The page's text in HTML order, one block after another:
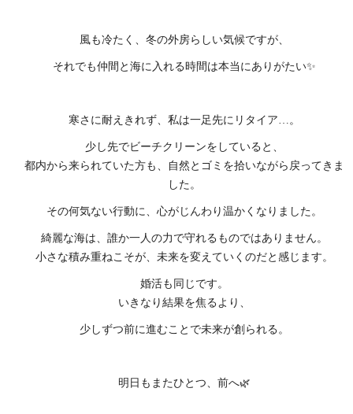
風も冷たく、冬の外房らしい気候ですが、
それでも仲間と海に入れる時間は本当にありがたい✨
寒さに耐えきれず、私は一足先にリタイア…。
少し先でビーチクリーンをしていると、
都内から来られていた方も、自然とゴミを拾いながら戻ってきま
した。
その何気ない行動に、心がじんわり温かくなりました。
綺麗な海は、誰か一人の力で守れるものではありません。
小さな積み重ねこそが、未来を変えていくのだと感じます。
婚活も同じです。
いきなり結果を焦るより、
少しずつ前に進むことで未来が創られる。
明日もまたひとつ、前へ🌿